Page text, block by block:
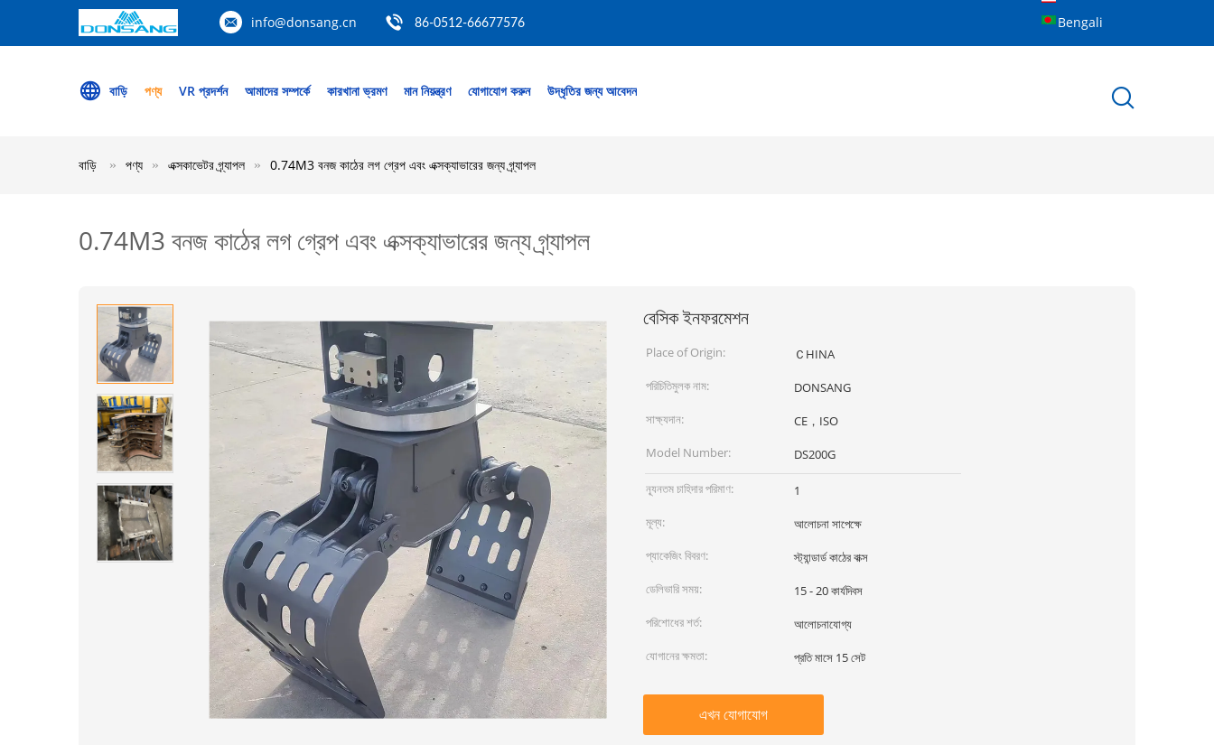
info@donsang.cn 86-0512-66677576 Bengali
বাড়ি পণ্য VR প্রদর্শন আমাদের সম্পর্কে কারখানা ভ্রমণ মান নিয়ন্ত্রণ যোগাযোগ করুন উদ্ধৃতির জন্য আবেদন
বাড়ি পণ্য এক্সকাভেটর গ্র্যাপল 0.74M3 বনজ কাঠের লগ গ্রেপ এবং এক্সক্যাভারের জন্য গ্র্যাপল
0.74M3 বনজ কাঠের লগ গ্রেপ এবং এক্সক্যাভারের জন্য গ্র্যাপল
বেসিক ইনফরমেশন
Place of Origin:
ＣHINA
পরিচিতিমুলক নাম:
DONSANG
সাক্ষ্যদান:
CE，ISO
Model Number:
DS200G
ন্যূনতম চাহিদার পরিমাণ:
1
মূল্য:
আলোচনা সাপেক্ষে
প্যাকেজিং বিবরণ:
স্ট্যান্ডার্ড কাঠের বাক্স
ডেলিভারি সময়:
15 - 20 কার্যদিবস
পরিশোধের শর্ত:
আলোচনাযোগ্য
যোগানের ক্ষমতা:
প্রতি মাসে 15 সেট
এখন যোগাযোগ